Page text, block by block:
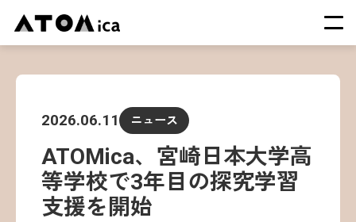
会社概要
サービス
運営施設一覧
ニュース
2026.06.11 ニュース
ATOMica、宮崎日本大学高
等学校で3年目の探究学習
支援を開始